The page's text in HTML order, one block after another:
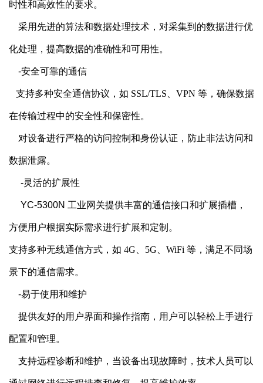
时性和高效性的要求。
采用先进的算法和数据处理技术，对采集到的数据进行优
化处理，提高数据的准确性和可用性。
-安全可靠的通信
支持多种安全通信协议，如 SSL/TLS、VPN 等，确保数据
在传输过程中的安全性和保密性。
对设备进行严格的访问控制和身份认证，防止非法访问和
数据泄露。
-灵活的扩展性
YC-5300N 工业网关提供丰富的通信接口和扩展插槽，
方便用户根据实际需求进行扩展和定制。
支持多种无线通信方式，如 4G、5G、WiFi 等，满足不同场
景下的通信需求。
-易于使用和维护
提供友好的用户界面和操作指南，用户可以轻松上手进行
配置和管理。
支持远程诊断和维护，当设备出现故障时，技术人员可以